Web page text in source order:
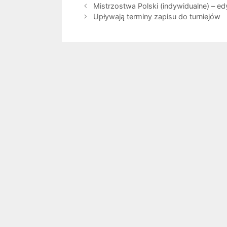
Mistrzostwa Polski (indywidualne) –
Upływają terminy zapisu do turniejów